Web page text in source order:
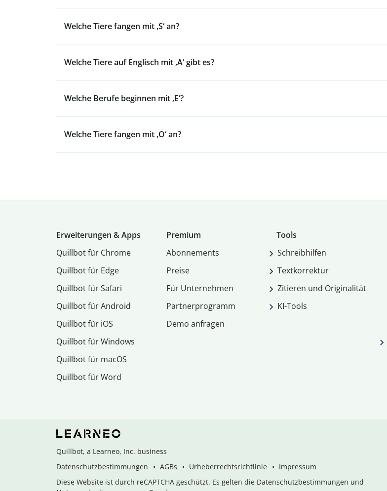
Welche Tiere fangen mit ‚S‘ an?
Welche Tiere auf Englisch mit ‚A‘ gibt es?
Welche Berufe beginnen mit ‚E‘?
Welche Tiere fangen mit ‚O‘ an?
Erweiterungen & Apps
Quillbot für Chrome
Quillbot für Edge
Quillbot für Safari
Quillbot für Android
Quillbot für iOS
Quillbot für Windows
Quillbot für macOS
Quillbot für Word
Premium
Abon­ne­ments
Preise
Für Unternehmen
Partnerprogramm
Demo anfragen
Tools
Schreibhilfen
Textkorrektur
Zitieren und Originalität
KI-Tools
Quillbot, a Learneo, Inc. business
Datenschutzbestimmungen
AGBs Urheberrechtsrichtlinie
Impressum
Diese Website ist durch reCAPTCHA geschützt. Es gelten die Datenschutzbestimmungen und